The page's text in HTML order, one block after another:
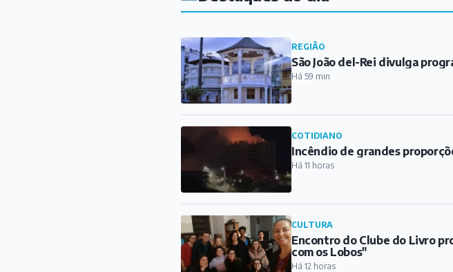
REGIÃO
São João del-Rei divulga
Há 59 min
COTIDIANO
Incêndio de grandes
Há 11 horas
CULTURA
Encontro do Clube do Livro
com os Lobos"
Há 12 horas